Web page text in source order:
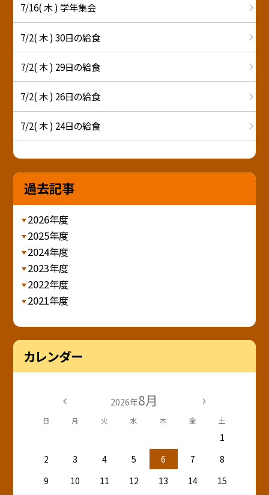
7/16( 木 ) 学年集会
7/2( 木 ) 30日の給食
7/2( 木 ) 29日の給食
7/2( 木 ) 26日の給食
7/2( 木 ) 24日の給食
過去記事
2026年度
2025年度
2024年度
2023年度
2022年度
2021年度
カレンダー
2026年8月
日 月 火 水 木 金 土
1
2
3 4 5 6 7
8
9
10 11 12 13 14
15